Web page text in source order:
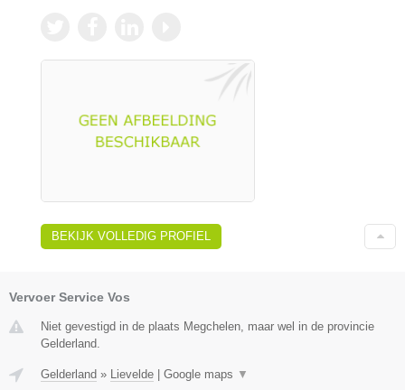
BEKIJK VOLLEDIG PROFIEL
Vervoer Service Vos
Niet gevestigd in de plaats Megchelen, maar wel in de provincie
Gelderland.
Gelderland » Lievelde Google maps ▼